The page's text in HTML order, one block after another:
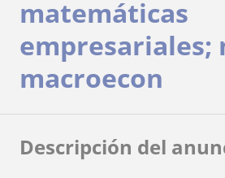
matemáticas
empresariales;
macroecon
Descripción del